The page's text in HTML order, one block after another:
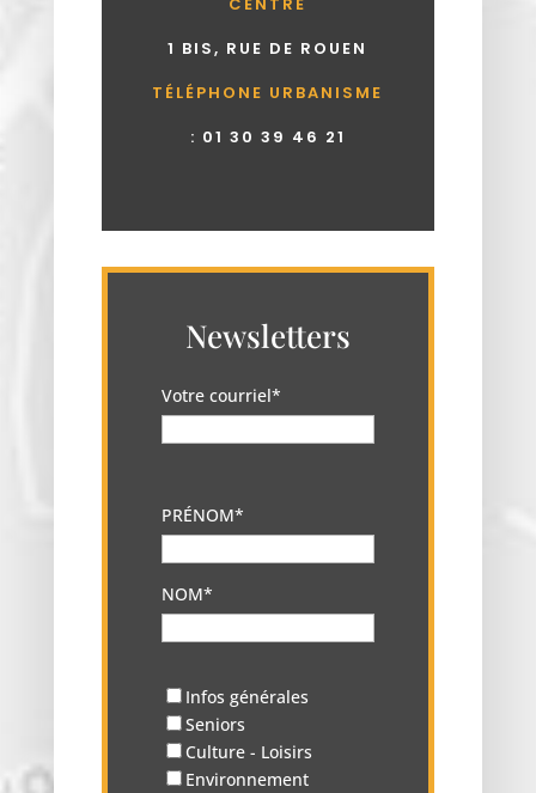
1 BIS, RUE DE ROUEN
TÉLÉPHONE URBANISME
: 01 30 39 46 21
Newsletters
Votre courriel*
PRÉNOM*
NOM*
Infos générales
Seniors
Culture - Loisirs
Environnement